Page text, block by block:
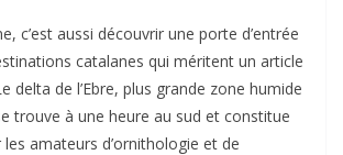
c’est aussi découvrir une porte d’entrée
catalanes qui méritent un article
delta de l’Ebre, plus grande zone humide
trouve à une heure au sud et constitue
amateurs d’ornithologie et de